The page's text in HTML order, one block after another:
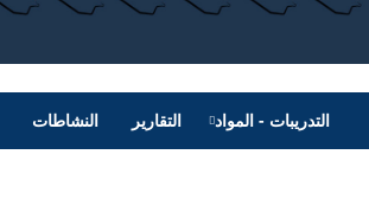
النشاطات التقارير التدريبات - المواد